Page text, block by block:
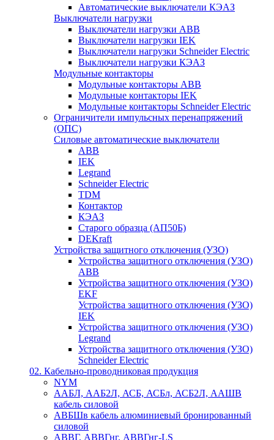
Автоматические выключатели КЭАЗ
Выключатели нагрузки
Выключатели нагрузки ABB
Выключатели нагрузки IEK
Выключатели нагрузки Schneider Electric
Выключатели нагрузки КЭАЗ
Модульные контакторы
Модульные контакторы ABB
Модульные контакторы IEK
Модульные контакторы Schneider Electric
Ограничители импульсных перенапряжений
(ОПС)
Силовые автоматические выключатели
ABB
IEK
Legrand
Schneider Electric
TDM
Контактор
КЭАЗ
Старого образца (АП50Б)
DEKraft
Устройства защитного отключения (УЗО)
Устройства защитного отключения (УЗО)
ABB
Устройства защитного отключения (УЗО)
EKF
Устройства защитного отключения (УЗО)
IEK
Устройства защитного отключения (УЗО)
Legrand
Устройства защитного отключения (УЗО)
Schneider Electric
02. Кабельно-проводниковая продукция
NYM
ААБЛ, ААБ2Л, АСБ, АСБл, АСБ2Л, ААШВ
кабель силовой
АВБШв кабель алюминиевый бронированный
силовой
АВВГ, АВВГнг, АВВГнг-LS